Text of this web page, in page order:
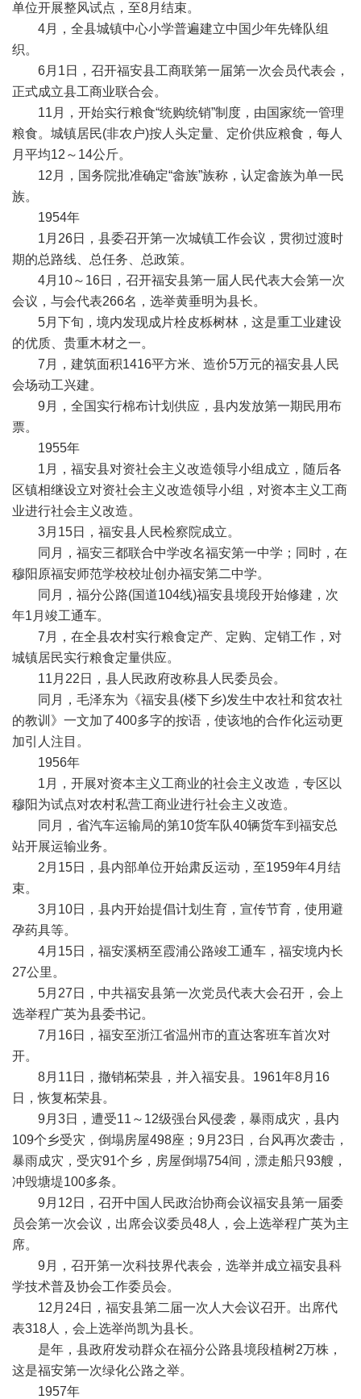
单位开展整风试点，至8月结束。
4月，全县城镇中心小学普遍建立中国少年先锋队组
织。
6月1日，召开福安县工商联第一届第一次会员代表会，
正式成立县工商业联合会。
11月，开始实行粮食“统购统销”制度，由国家统一管理
粮食。城镇居民(非农户)按人头定量、定价供应粮食，每人
月平均12～14公斤。
12月，国务院批准确定“畲族”族称，认定畲族为单一民
族。
1954年
1月26日，县委召开第一次城镇工作会议，贯彻过渡时
期的总路线、总任务、总政策。
4月10～16日，召开福安县第一届人民代表大会第一次
会议，与会代表266名，选举黄垂明为县长。
5月下旬，境内发现成片栓皮栎树林，这是重工业建设
的优质、贵重木材之一。
7月，建筑面积1416平方米、造价5万元的福安县人民
会场动工兴建。
9月，全国实行棉布计划供应，县内发放第一期民用布
票。
1955年
1月，福安县对资社会主义改造领导小组成立，随后各
区镇相继设立对资社会主义改造领导小组，对资本主义工商
业进行社会主义改造。
3月15日，福安县人民检察院成立。
同月，福安三都联合中学改名福安第一中学；同时，在
穆阳原福安师范学校校址创办福安第二中学。
同月，福分公路(国道104线)福安县境段开始修建，次
年1月竣工通车。
7月，在全县农村实行粮食定产、定购、定销工作，对
城镇居民实行粮食定量供应。
11月22日，县人民政府改称县人民委员会。
同月，毛泽东为《福安县(楼下乡)发生中农社和贫农社
的教训》一文加了400多字的按语，使该地的合作化运动更
加引人注目。
1956年
1月，开展对资本主义工商业的社会主义改造，专区以
穆阳为试点对农村私营工商业进行社会主义改造。
同月，省汽车运输局的第10货车队40辆货车到福安总
站开展运输业务。
2月15日，县内部单位开始肃反运动，至1959年4月结
束。
3月10日，县内开始提倡计划生育，宣传节育，使用避
孕药具等。
4月15日，福安溪柄至霞浦公路竣工通车，福安境内长
27公里。
5月27日，中共福安县第一次党员代表大会召开，会上
选举程广英为县委书记。
7月16日，福安至浙江省温州市的直达客班车首次对
开。
8月11日，撤销柘荣县，并入福安县。1961年8月16
日，恢复柘荣县。
9月3日，遭受11～12级强台风侵袭，暴雨成灾，县内
109个乡受灾，倒塌房屋498座；9月23日，台风再次袭击，
暴雨成灾，受灾91个乡，房屋倒塌754间，漂走船只93艘，
冲毁塘堤100多条。
9月12日，召开中国人民政治协商会议福安县第一届委
员会第一次会议，出席会议委员48人，会上选举程广英为主
席。
9月，召开第一次科技界代表会，选举并成立福安县科
学技术普及协会工作委员会。
12月24日，福安县第二届一次人大会议召开。出席代
表318人，会上选举尚凯为县长。
是年，县政府发动群众在福分公路县境段植树2万株，
这是福安第一次绿化公路之举。
1957年